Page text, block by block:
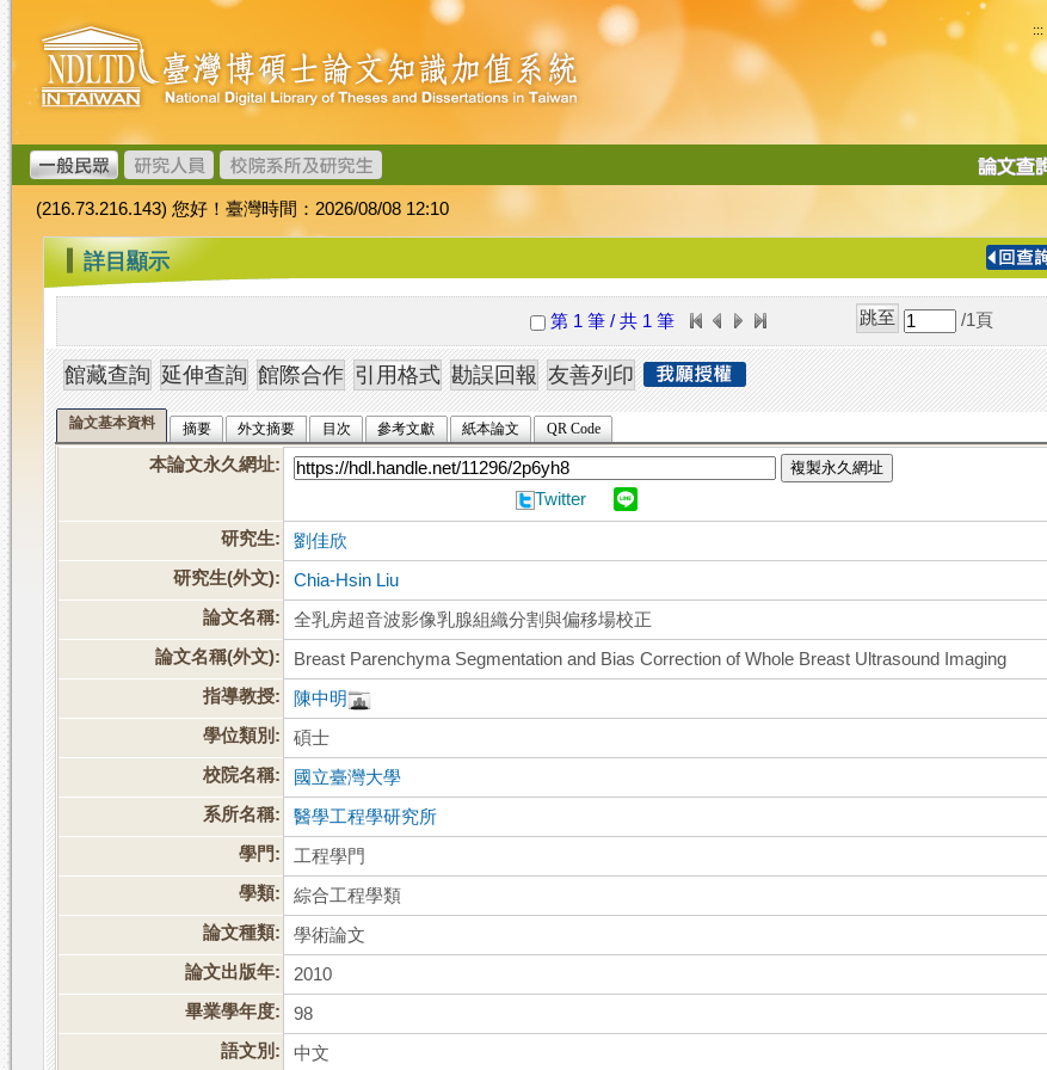
跳
到
主
要
內
容
臺
灣
博
碩
士
論
文
加
值
系
統
:::
導
(216.73.216.143) 您好！臺灣時間：2026/08/08 12:10
::: 詳目顯示
第 1 筆 / 共 1 筆 /1 頁
論文基本資料 摘要 外文摘要 目次 參考文獻 紙本論文 QR Code
本論文永久網址: 複製永久網址
Twitter
研究生:
劉佳欣
研究生(外文):
Chia-Hsin Liu
論文名稱:
全乳房超音波影像乳腺組織分割與偏移場校正
論文名稱(外文):
Breast Parenchyma Segmentation and Bias Correction of Whole Breast Ultrasound Imaging
指導教授:
陳中明
學位類別:
碩士
校院名稱:
國立臺灣大學
系所名稱:
醫學工程學研究所
學門:
工程學門
學類:
綜合工程學類
論文種類:
學術論文
論文出版年:
2010
畢業學年度:
98
語文別:
中文